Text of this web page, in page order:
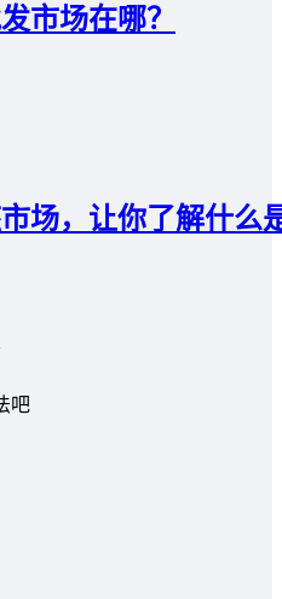
市场在哪？
场，让你了解什么
吧